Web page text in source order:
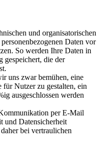
und organisatorischen
Daten vor
So werden Ihre Daten in
gespeichert, die der
uns zwar bemühen, eine
für Nutzer zu gestalten, ein
ausgeschlossen werden
per E-Mail
und Datensicherheit
bei vertraulichen